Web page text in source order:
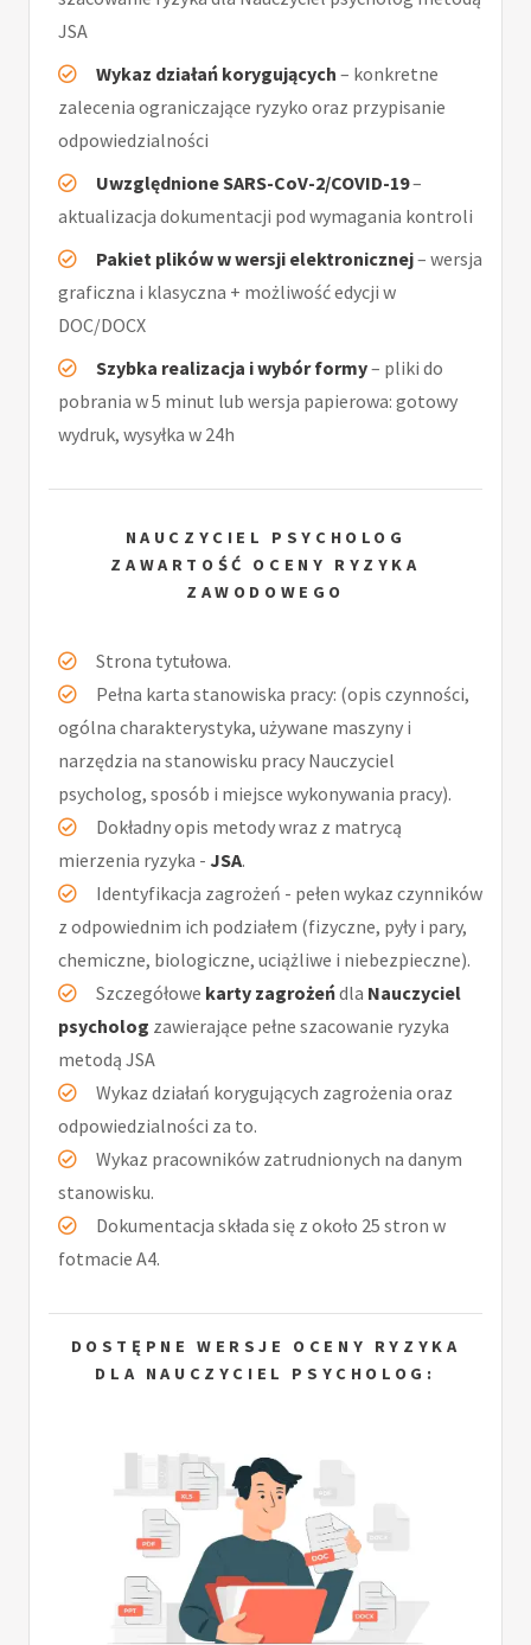
JSA
Wykaz działań korygujących – konkretne
zalecenia ograniczające ryzyko oraz przypisanie
odpowiedzialności
Uwzględnione SARS-CoV-2/COVID-19–
aktualizacja dokumentacji pod wymagania kontroli
Pakiet plików w wersji elektronicznej– wersja
graficzna i klasyczna + możliwość edycji w
DOC/DOCX
Szybka realizacja i wybór formy– pliki do
pobrania w 5 minut lub wersja papierowa: gotowy
wydruk, wysyłka w 24h
NAUCZYCIEL PSYCHOLOG
ZAWARTOŚĆ OCENY RYZYKA
ZAWODOWEGO
Strona tytułowa.
Pełna karta stanowiska pracy: (opis czynności,
ogólna charakterystyka, używane maszyny i
narzędzia na stanowisku pracy Nauczyciel
psycholog, sposób i miejsce wykonywania pracy).
Dokładny opis metody wraz z matrycą
mierzenia ryzyka - JSA.
Identyfikacja zagrożeń - pełen wykaz czynników
z odpowiednim ich podziałem (fizyczne, pyły i pary,
chemiczne, biologiczne, uciążliwe i niebezpieczne).
Szczegółowe karty zagrożeńdla Nauczyciel
psycholog zawierające pełne szacowanie ryzyka
metodą JSA
Wykaz działań korygujących zagrożenia oraz
odpowiedzialności za to.
Wykaz pracowników zatrudnionych na danym
stanowisku.
Dokumentacja składa się z około 25 stron w
fotmacie A4.
DOSTĘPNE WERSJE OCENY RYZYKA
DLA NAUCZYCIEL PSYCHOLOG: